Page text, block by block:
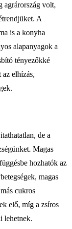
agrárország volt,
A
is a konyha
alapanyagok a
tényezőkké
elhízás,
de a
Magas
hozhatók az
magas
cukros
elő, míg a zsíros
lehetnek.